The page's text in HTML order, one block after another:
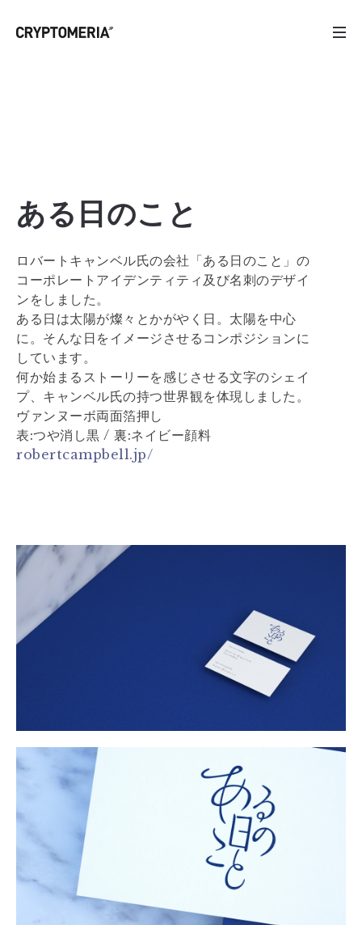
ある日のこと
ロバートキャンベル氏の会社「ある日のこと」の
コーポレートアイデンティティ及び名刺のデザイ
ンをしました。
ある日は太陽が燦々とかがやく日。太陽を中心
に。そんな日をイメージさせるコンポジションに
しています。
何か始まるストーリーを感じさせる文字のシェイ
プ、キャンベル氏の持つ世界観を体現しました。
ヴァンヌーボ両面箔押し
表:つや消し黒 / 裏:ネイビー顔料
robertcampbell.jp/